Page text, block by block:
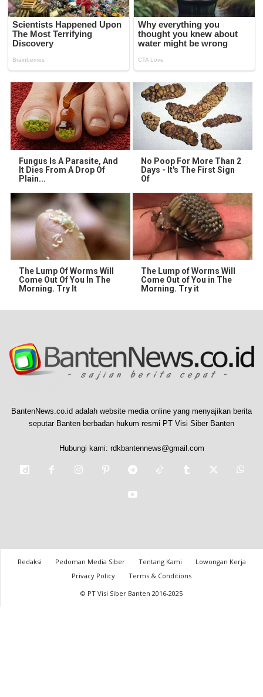
Fungus Is A Parasite, And
It Dies From A Drop Of
Plain...
No Poop For More Than 2
Days - It's The First Sign
Of
The Lump Of Worms Will
Come Out Of You In The
Morning. Try It
The Lump of Worms Will
Come Out of You in The
Morning. Try it
BantenNews.co.id adalah website media online yang menyajikan berita
seputar Banten berbadan hukum resmi PT Visi Siber Banten
Hubungi kami: rdkbantennews@gmail.com
Redaksi Pedoman Media Siber Tentang Kami
Lowongan Kerja
Privacy Policy
Terms & Conditions
© PT Visi Siber Banten 2016-2025